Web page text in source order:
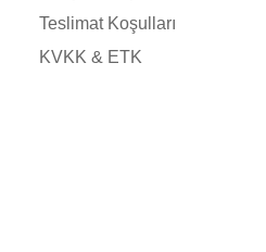
Teslimat Koşulları
KVKK & ETK